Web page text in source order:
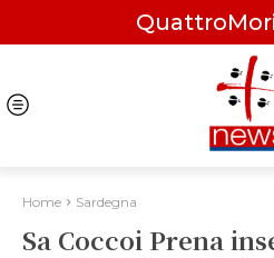
Home Sardegna
Sa Coccoi Prena